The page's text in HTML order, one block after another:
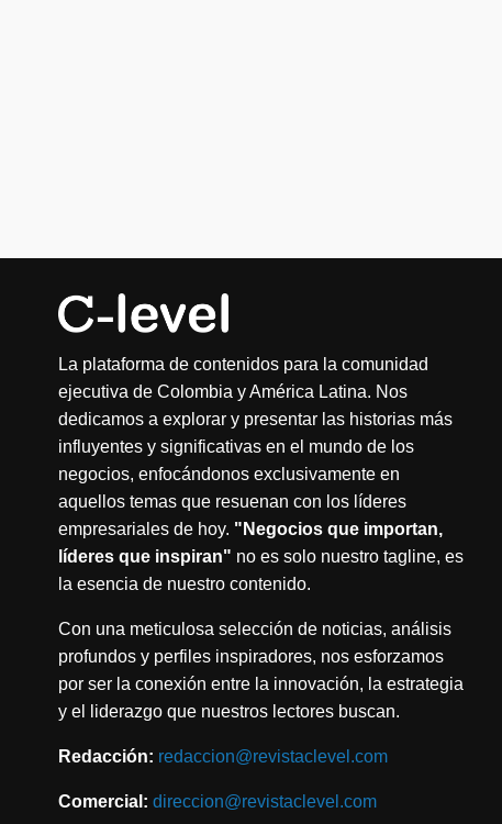
La plataforma de contenidos para la comunidad
ejecutiva de Colombia y América Latina. Nos
dedicamos a explorar y presentar las historias más
influyentes y significativas en el mundo de los
negocios, enfocándonos exclusivamente en
aquellos temas que resuenan con los líderes
empresariales de hoy. "Negocios que importan,
líderes que inspiran" no es solo nuestro tagline, es
la esencia de nuestro contenido.
Con una meticulosa selección de noticias, análisis
profundos y perfiles inspiradores, nos esforzamos
por ser la conexión entre la innovación, la estrategia
y el liderazgo que nuestros lectores buscan.
Redacción: redaccion@revistaclevel.com
Comercial: direccion@revistaclevel.com